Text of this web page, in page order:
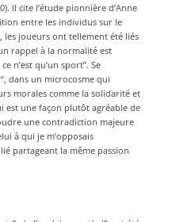
Il cite l’étude pionnière d’Anne
entre les individus sur le
les joueurs ont tellement été liés
rappel à la normalité est
n’est qu’un sport”. Se
dans un microcosme qui
morales comme la solidarité et
est une façon plutôt agréable de
une contradiction majeure
à qui je m’opposais
partageant la même passion